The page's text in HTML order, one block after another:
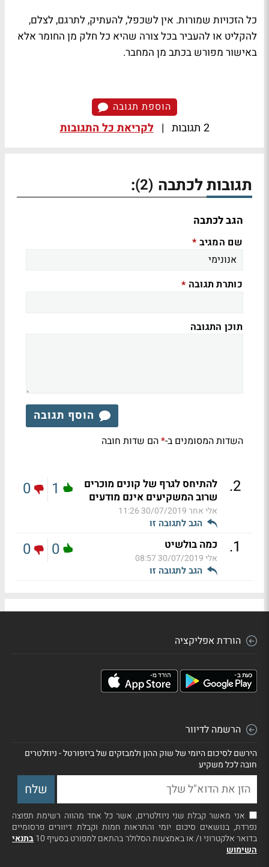
כל הזכויות שמורות. אין לשכפל, להעתיק, לתרגם, לצלם,
להקליט או להעביר בכל צורה שהיא כל חלק מן החומר אלא
באישור מפורש בכתב מן המחבר.
הוספת תגובה
2 תגובות | לקריאת כל התגובות
תגובות לכתבה (2)
:
הגב לכתבה
שם המגיב *
כותרת תגובה *
תוכן התגובה
הוסף תגובה
השדות המסומנים ב-*הם שדות חובה
2
.
להתיחס לגרף של קונים מוכרים
שרוב המשקיעים אינם מודעים
אלי אחר30/07/2019 11:26
הגב לתגובה זו
1
0
1
. כמה בולשיט
אלי30/07/2019 08:57
הגב לתגובה זו
0
0
הורדת אפליקציה
הרשמה לדיוור
הירשם לסיכום היומי של שוק ההון ולמבזקים של ביזפורטל - ניוזלטרים
חובה לכל משקיע
אני מאשר קבלת שני ניוזלטרים, אשר כל אחד מהווה רשימת תפוצה
נפרדת, בנושאים סיכום יומי והתראות חמות וקבלת דיוורים פרסומיים
בדואר אלקטרוני ו/ או באמצעות הסלולר בהתאם למפורט בסעיף 10
בתנאי
השימוש